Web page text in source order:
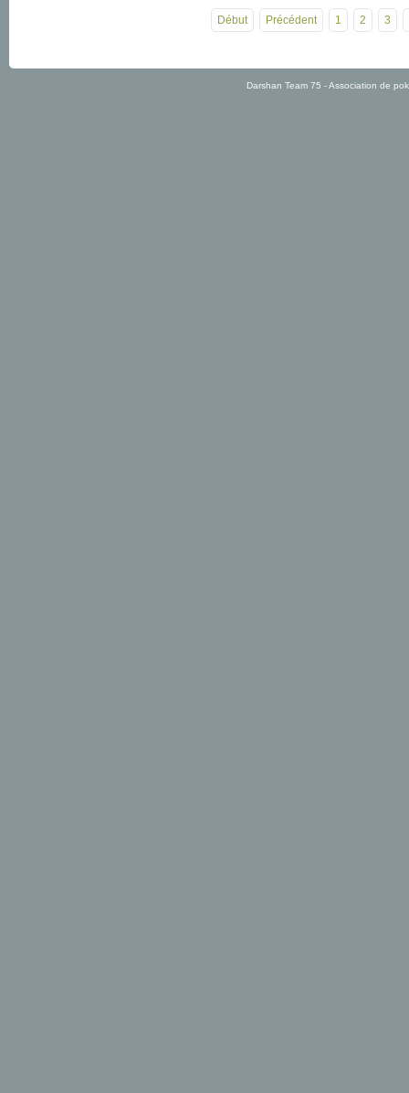
Début Précédent 1 2 3
Darshan Team 75 - Association de